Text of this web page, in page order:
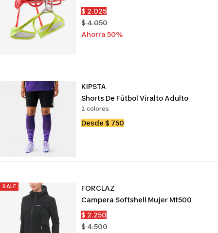
Precio
de
venta
$ 2.025
Precio
normal
$ 4.050
Ahorra 50%
KIPSTA
Shorts De Fútbol Viralto Adulto
2 colores
Precio
Desde $ 750
SALE
FORCLAZ
Campera Softshell Mujer Mt500
Precio
de
$ 2.250
Precio
$ 4.500